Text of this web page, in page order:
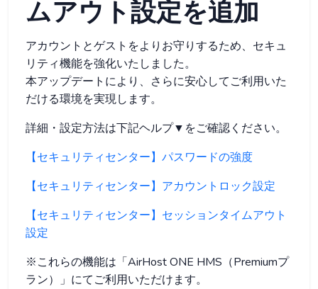
ムアウト設定を追加
アカウントとゲストをよりお守りするため、セキュ
リティ機能を強化いたしました。
本アップデートにより、さらに安心してご利用いた
だける環境を実現します。
詳細・設定方法は下記ヘルプ▼をご確認ください。
【セキュリティセンター】パスワードの強度
【セキュリティセンター】アカウントロック設定
【セキュリティセンター】セッションタイムアウト
設定
※これらの機能は「AirHost ONE HMS（Premiumプ
ラン）」にてご利用いただけます。